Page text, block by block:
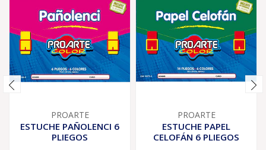
PROARTE
ESTUCHE PAÑOLENCI 6
PLIEGOS
PROARTE
ESTUCHE PAPEL
CELOFÁN 6 PLIEGOS